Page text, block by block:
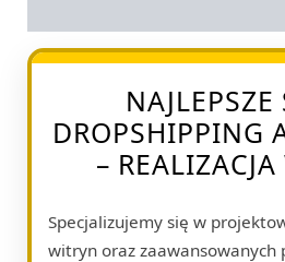
NAJLEPSZE
DROPSHIPPING
–
Specjalizujemy się w
witryn oraz zaawansowanych